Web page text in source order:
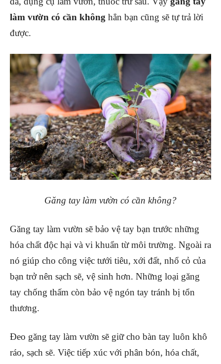
làm vườn có cần không hẳn bạn cũng sẽ tự trả lời
được.
Găng tay làm vườn có cần không?
Găng tay làm vườn sẽ bảo vệ tay bạn trước những
hóa chất độc hại và vi khuẩn từ môi trường. Ngoài ra
nó giúp cho công việc tưới tiêu, xới đất, nhổ cỏ của
bạn trở nên sạch sẽ, vệ sinh hơn. Những loại găng
tay chống thấm còn bảo vệ ngón tay tránh bị tổn
thương.
Đeo găng tay làm vườn sẽ giữ cho bàn tay luôn khô
ráo, sạch sẽ. Việc tiếp xúc với phân bón, hóa chất,